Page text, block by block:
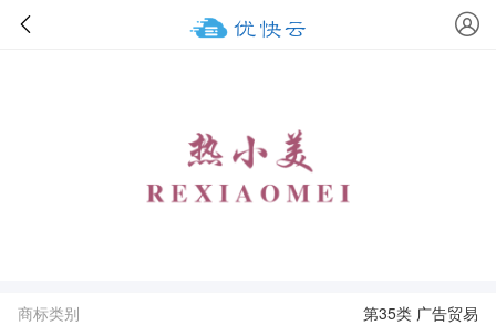
商标类别
第35类 广告贸易